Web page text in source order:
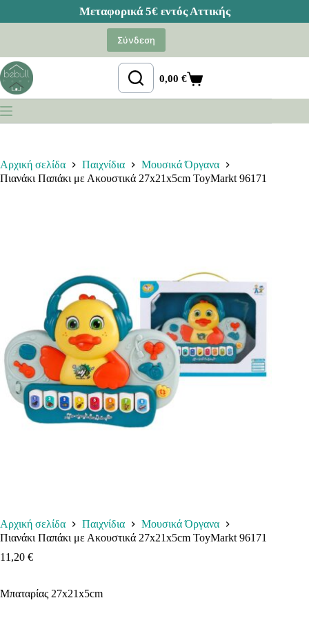
Σύνδεση
Καλάθι
Αγορών
0,00€
Αρχική σελίδα Παιχνίδια
Μουσικά Όργανα
Πιανάκι Παπάκι με Ακουστικά 27x21x5cm ToyMarkt 96171
Αρχική σελίδα Παιχνίδια
Μουσικά Όργανα
Πιανάκι Παπάκι με Ακουστικά 27x21x5cm ToyMarkt 96171
11,20 €
Μπαταρίας 27x21x5cm